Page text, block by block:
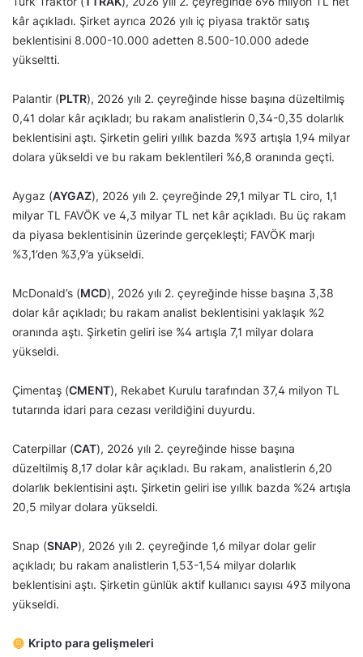
kâr açıkladı. Şirket ayrıca 2026 yılı iç piyasa traktör satış
beklentisini 8.000-10.000 adetten 8.500-10.000 adede
yükseltti.
Palantir (PLTR), 2026 yılı 2. çeyreğinde hisse başına düzeltilmiş
0,41 dolar kâr açıkladı; bu rakam analistlerin 0,34-0,35 dolarlık
beklentisini aştı. Şirketin geliri yıllık bazda %93 artışla 1,94 milyar
dolara yükseldi ve bu rakam beklentileri %6,8 oranında geçti.
Aygaz (AYGAZ), 2026 yılı 2. çeyreğinde 29,1 milyar TL ciro, 1,1
milyar TL FAVÖK ve 4,3 milyar TL net kâr açıkladı. Bu üç rakam
da piyasa beklentisinin üzerinde gerçekleşti; FAVÖK marjı
%3,1’den %3,9’a yükseldi.
McDonald’s (MCD), 2026 yılı 2. çeyreğinde hisse başına 3,38
dolar kâr açıkladı; bu rakam analist beklentisini yaklaşık %2
oranında aştı. Şirketin geliri ise %4 artışla 7,1 milyar dolara
yükseldi.
Çimentaş (CMENT), Rekabet Kurulu tarafından 37,4 milyon TL
tutarında idari para cezası verildiğini duyurdu.
Caterpillar (CAT), 2026 yılı 2. çeyreğinde hisse başına
düzeltilmiş 8,17 dolar kâr açıkladı. Bu rakam, analistlerin 6,20
dolarlık beklentisini aştı. Şirketin geliri ise yıllık bazda %24 artışla
20,5 milyar dolara yükseldi.
Snap (SNAP), 2026 yılı 2. çeyreğinde 1,6 milyar dolar gelir
açıkladı; bu rakam analistlerin 1,53-1,54 milyar dolarlık
beklentisini aştı. Şirketin günlük aktif kullanıcı sayısı 493 milyona
yükseldi.
Kripto para gelişmeleri